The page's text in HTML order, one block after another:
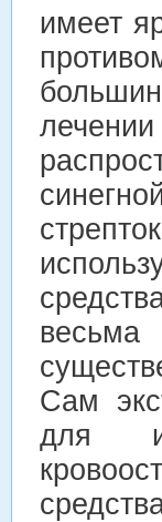
имеет
весьма
Сам
для